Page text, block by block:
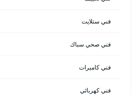
فني ستلايت
فني صحي سباك
فني كاميرات
فني كهربائي